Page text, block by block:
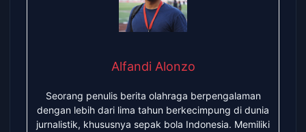
Alfandi Alonzo
Seorang penulis berita olahraga berpengalaman
dengan lebih dari lima tahun berkecimpung di dunia
jurnalistik, khususnya sepak bola Indonesia. Memiliki